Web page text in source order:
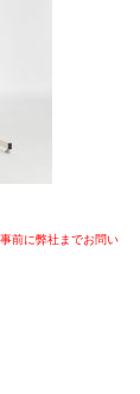
前に弊社までお問い